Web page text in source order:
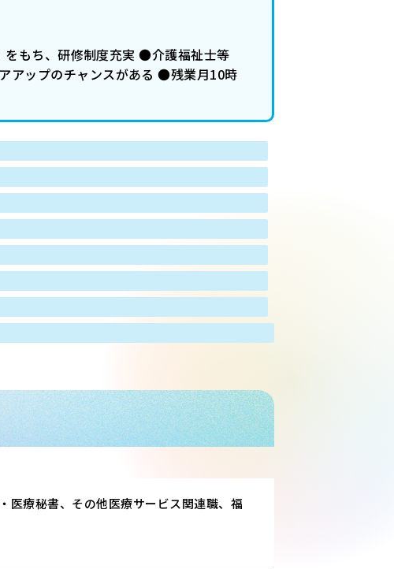
もち、研修制度充実 ●介護福祉士等
アップのチャンスがある ●残業月10時
医療秘書、その他医療サービス関連職、福